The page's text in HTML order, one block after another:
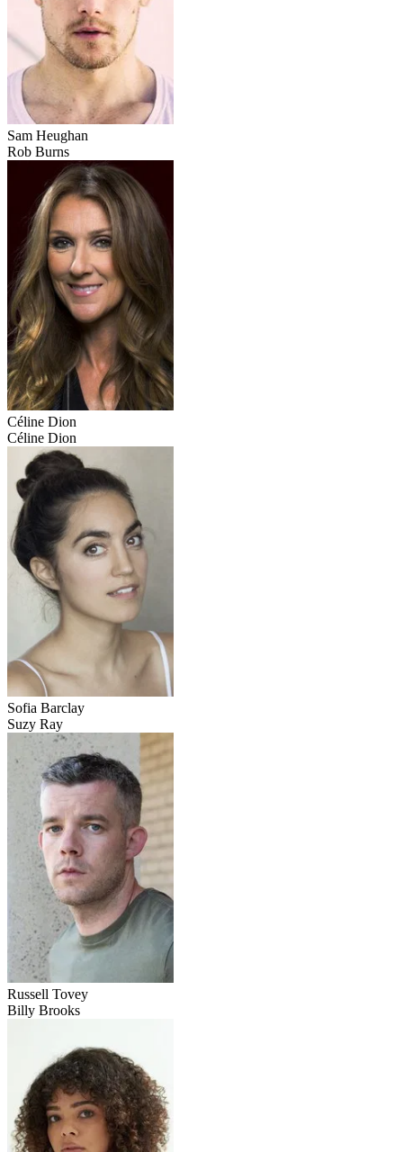
Sam Heughan
Rob Burns
Céline Dion
Céline Dion
Sofia Barclay
Suzy Ray
Russell Tovey
Billy Brooks